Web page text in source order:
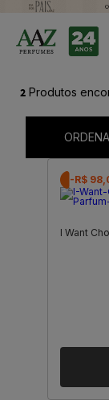
2 Produtos
-R$
I Want